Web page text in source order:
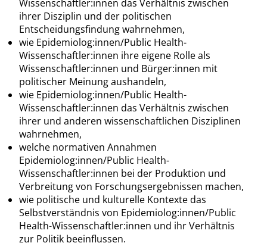
Wissenschaftler:innen das Verhältnis zwischen
ihrer Disziplin und der politischen
Entscheidungsfindung wahrnehmen,
wie Epidemiolog:innen/Public Health-
Wissenschaftler:innen ihre eigene Rolle als
Wissenschaftler:innen und Bürger:innen mit
politischer Meinung aushandeln,
wie Epidemiolog:innen/Public Health-
Wissenschaftler:innen das Verhältnis zwischen
ihrer und anderen wissenschaftlichen Disziplinen
wahrnehmen,
welche normativen Annahmen
Epidemiolog:innen/Public Health-
Wissenschaftler:innen bei der Produktion und
Verbreitung von Forschungsergebnissen machen,
wie politische und kulturelle Kontexte das
Selbstverständnis von Epidemiolog:innen/Public
Health-Wissenschaftler:innen und ihr Verhältnis
zur Politik beeinflussen.